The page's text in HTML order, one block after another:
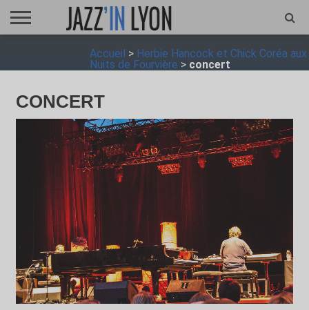
JAZZ
Accueil > Herbie Hancock et Chick Coréa aux
Nuits de Fourvière > concert
CONCERT